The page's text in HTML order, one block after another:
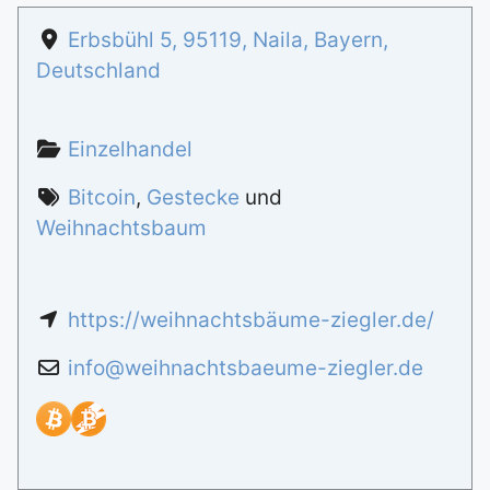
Erbsbühl 5, 95119, Naila, Bayern,
Deutschland
Einzelhandel
Bitcoin, Gestecke und
Weihnachtsbaum
https://weihnachtsbäume-ziegler.de/
info@weihnachtsbaeume-ziegler.de